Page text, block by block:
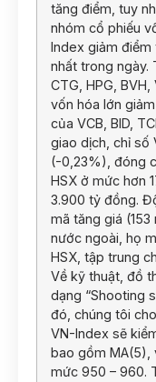
tăng điểm, tuy
nhóm cổ phiếu
Index giảm
nhất trong ngày.
CTG, HPG,
vốn hóa lớn
của VCB, BID,
giao dịch, chỉ số
(-0,23%), đóng
HSX ở mức hơn
3.900 tỷ đồng.
mã tăng giá (153
nước ngoài, họ
HSX, tập trung
Về kỹ thuật, đồ
dạng “Shooting
đó, chúng tôi
VN-Index sẽ
bao gồm MA(5),
mức 950 – 960.